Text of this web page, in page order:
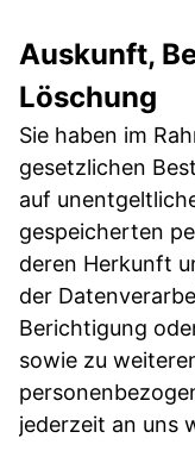
Auskunft,
Löschung
Sie haben im
gesetzlichen
auf
gespeicherten
deren Herkunft
der
Berichtigung
sowie zu
jederzeit an uns